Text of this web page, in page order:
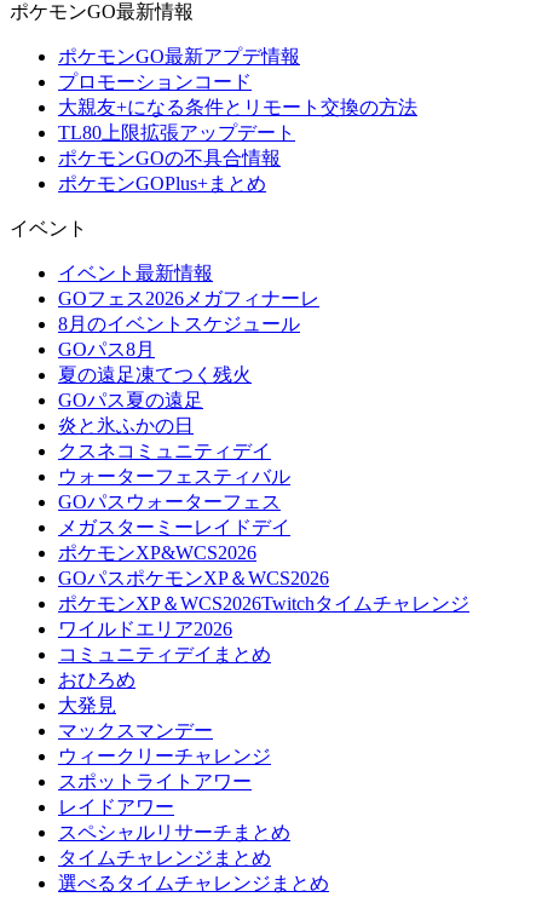
ポケモンGO最新情報
ポケモンGO最新アプデ情報
プロモーションコード
大親友+になる条件とリモート交換の方法
TL80上限拡張アップデート
ポケモンGOの不具合情報
ポケモンGOPlus+まとめ
イベント
イベント最新情報
GOフェス2026メガフィナーレ
8月のイベントスケジュール
GOパス8月
夏の遠足凍てつく残火
GOパス夏の遠足
炎と氷ふかの日
クスネコミュニティデイ
ウォーターフェスティバル
GOパスウォーターフェス
メガスターミーレイドデイ
ポケモンXP&WCS2026
GOパスポケモンXP＆WCS2026
ポケモンXP＆WCS2026Twitchタイムチャレンジ
ワイルドエリア2026
コミュニティデイまとめ
おひろめ
大発見
マックスマンデー
ウィークリーチャレンジ
スポットライトアワー
レイドアワー
スペシャルリサーチまとめ
タイムチャレンジまとめ
選べるタイムチャレンジまとめ